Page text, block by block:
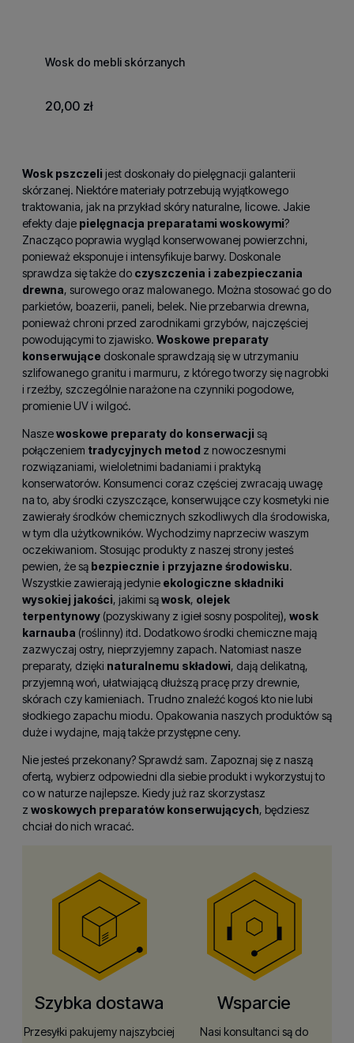
Wosk do mebli skórzanych
20,00 zł
Wosk pszczeli jest doskonały do pielęgnacji galanterii
skórzanej. Niektóre materiały potrzebują wyjątkowego
traktowania, jak na przykład skóry naturalne, licowe. Jakie
efekty daje pielęgnacja preparatami woskowymi?
Znacząco poprawia wygląd konserwowanej powierzchni,
ponieważ eksponuje i intensyfikuje barwy. Doskonale
sprawdza się także do czyszczenia i zabezpieczania
drewna, surowego oraz malowanego. Można stosować go do
parkietów, boazerii, paneli, belek. Nie przebarwia drewna,
ponieważ chroni przed zarodnikami grzybów, najczęściej
powodującymi to zjawisko. Woskowe preparaty
konserwujące doskonale sprawdzają się w utrzymaniu
szlifowanego granitu i marmuru, z którego tworzy się nagrobki
i rzeźby, szczególnie narażone na czynniki pogodowe,
promienie UV i wilgoć.
Naszewoskowe preparaty do konserwacji są
połączeniem tradycyjnych metod z nowoczesnymi
rozwiązaniami, wieloletnimi badaniami i praktyką
konserwatorów. Konsumenci coraz częściej zwracają uwagę
na to, aby środki czyszczące, konserwujące czy kosmetyki nie
zawierały środków chemicznych szkodliwych dla środowiska,
w tym dla użytkowników. Wychodzimy naprzeciw waszym
oczekiwaniom. Stosując produkty z naszej strony jesteś
pewien, że są bezpiecznie i przyjazne środowisku.
Wszystkie zawierają jedynie ekologiczne składniki
wysokiej jakości, jakimi sąwosk, olejek
terpentynowy (pozyskiwany z igieł sosny pospolitej), wosk
karnauba (roślinny) itd. Dodatkowo środki chemiczne mają
zazwyczaj ostry, nieprzyjemny zapach. Natomiast nasze
preparaty, dzięki naturalnemu składowi, dają delikatną,
przyjemną woń, ułatwiającą dłuższą pracę przy drewnie,
skórach czy kamieniach. Trudno znaleźć kogoś kto nie lubi
słodkiego zapachu miodu. Opakowania naszych produktów są
duże i wydajne, mają także przystępne ceny.
Nie jesteś przekonany? Sprawdź sam. Zapoznaj się z naszą
ofertą, wybierz odpowiedni dla siebie produkt i wykorzystuj to
co w naturze najlepsze. Kiedy już raz skorzystasz
z woskowych preparatów konserwujących, będziesz
chciał do nich wracać.
Szybka dostawa
Przesyłki pakujemy najszybciej
Wsparcie
Nasi konsultanci są do